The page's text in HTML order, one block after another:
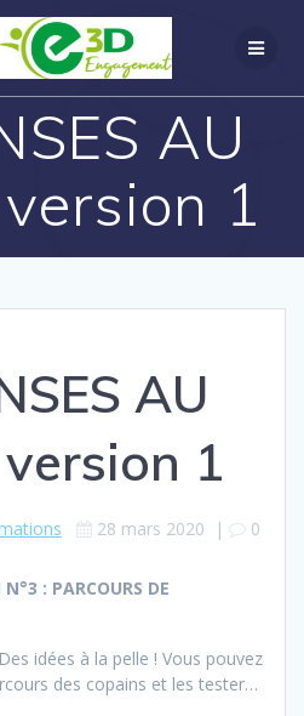
AU
1
AU
version 1
28 mars 2020 | 0
N°3 : PARCOURS DE
idées à la pelle ! Vous pouvez
des copains et les tester…